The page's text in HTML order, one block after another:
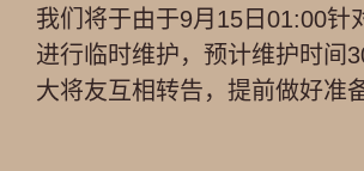
我们将于由于9月15日01:00针
进行临时维护，预计维护时间
大将友互相转告，提前做好准备